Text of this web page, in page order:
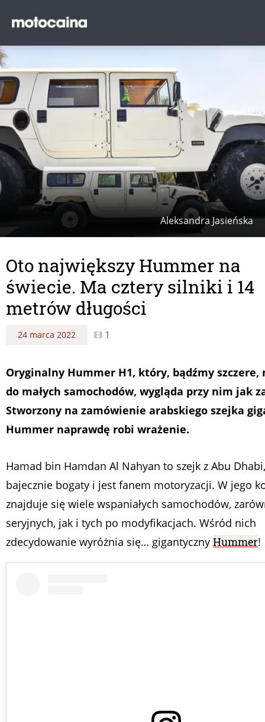
Aleksandra Jasieńska
Oto największy Hummer na
świecie. Ma cztery silniki i 14
metrów długości
24 marca 2022 1
Oryginalny Hummer H1, który, bądźmy szczere,
do małych samochodów, wygląda przy nim jak
Stworzony na zamówienie arabskiego szejka
Hummer naprawdę robi wrażenie.
Hamad bin Hamdan Al Nahyan to szejk z Abu
bajecznie bogaty i jest fanem motoryzacji. W jego
znajduje się wiele wspaniałych samochodów,
seryjnych, jak i tych po modyfikacjach. Wśród nich
zdecydowanie wyróżnia się… gigantyczny Hummer!